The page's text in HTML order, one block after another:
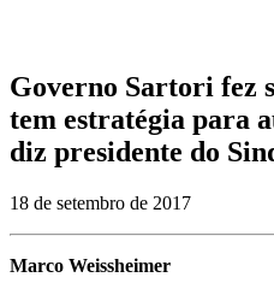
Governo Sartori fez
tem estratégia para
diz presidente do
18 de setembro de 2017
Marco Weissheimer